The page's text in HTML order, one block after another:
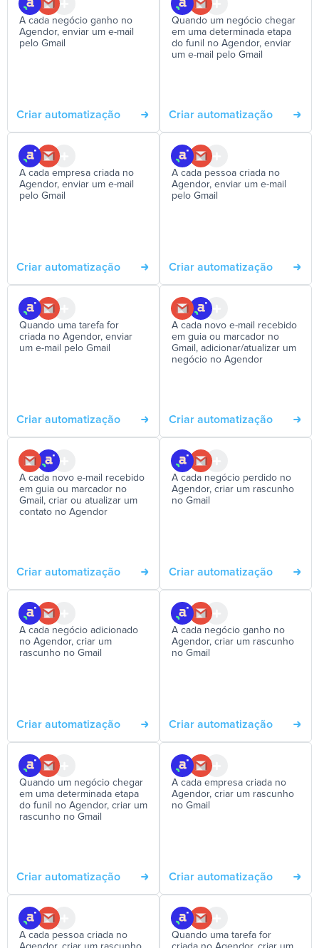
A cada negócio ganho no
Agendor, enviar um e-mail
pelo Gmail
Criar automatização
Quando um negócio chegar
em uma determinada etapa
do funil no Agendor, enviar
um e-mail pelo Gmail
Criar automatização
A cada empresa criada no
Agendor, enviar um e-mail
pelo Gmail
Criar automatização
A cada pessoa criada no
Agendor, enviar um e-mail
pelo Gmail
Criar automatização
Quando uma tarefa for
criada no Agendor, enviar
um e-mail pelo Gmail
Criar automatização
A cada novo e-mail recebido
em guia ou marcador no
Gmail, adicionar/atualizar um
negócio no Agendor
Criar automatização
A cada novo e-mail recebido
em guia ou marcador no
Gmail, criar ou atualizar um
contato no Agendor
Criar automatização
A cada negócio perdido no
Agendor, criar um rascunho
no Gmail
Criar automatização
A cada negócio adicionado
no Agendor, criar um
rascunho no Gmail
Criar automatização
A cada negócio ganho no
Agendor, criar um rascunho
no Gmail
Criar automatização
Quando um negócio chegar
em uma determinada etapa
do funil no Agendor, criar um
rascunho no Gmail
Criar automatização
A cada empresa criada no
Agendor, criar um rascunho
no Gmail
Criar automatização
A cada pessoa criada no
Quando uma tarefa for